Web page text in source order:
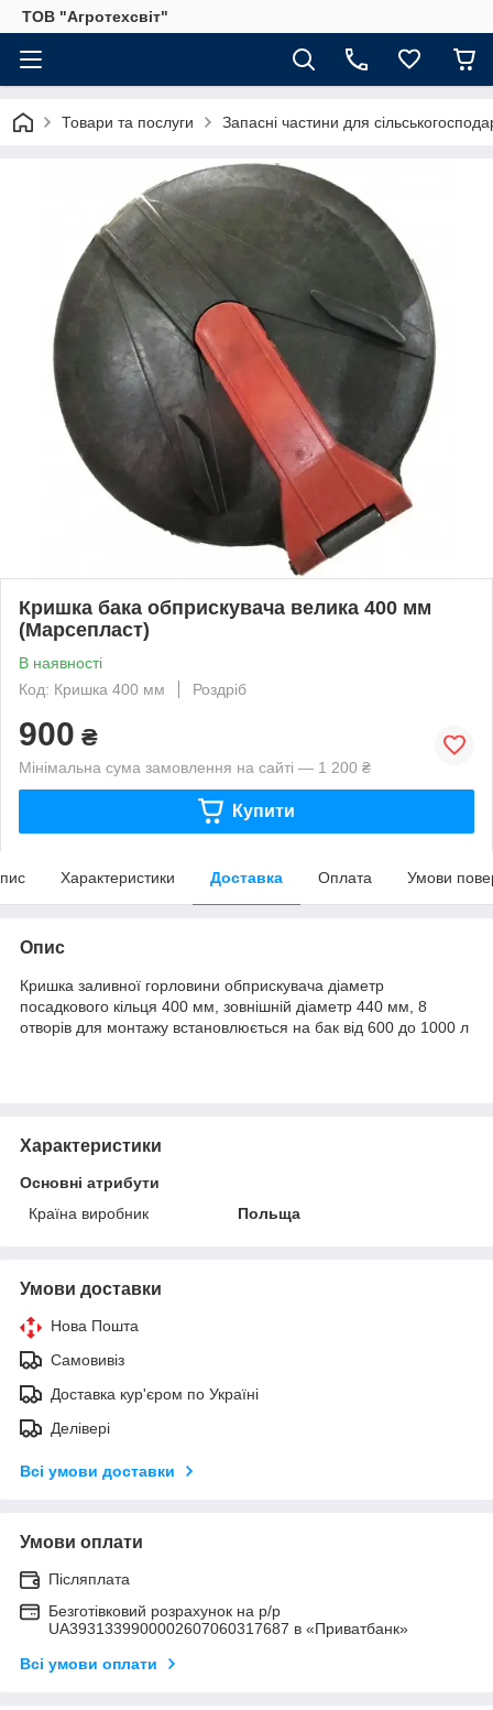
ТОВ "Агротехсвіт"
Товари та послуги Запасні частини для
Кришка бака обприскувача велика 400 мм
(Марсепласт)
В наявності
Код: Кришка 400 мм
Роздріб
900 ₴
Мінімальна сума замовлення на сайті — 1 200 ₴
Купити
Характеристики Доставка Оплата Умови
Опис
Кришка заливної горловини обприскувача діаметр
посадкового кільця 400 мм, зовнішній діаметр 440 мм, 8
отворів для монтажу встановлюється на бак від 600 до 1000 л
Характеристики
Основні атрибути
Країна виробник
Польща
Умови доставки
Нова Пошта
Самовивіз
Доставка кур'єром по Україні
Делівері
Всі умови доставки
Умови оплати
Післяплата
Безготівковий розрахунок на р/р
UA3931339900002607060317687 в «Приватбанк»
Всі умови оплати